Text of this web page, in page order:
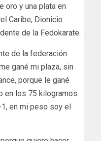
oro y una plata en
Caribe, Dionicio
de la Fedokarate.
de la federación
gané mi plaza, sin
porque le gané
en los 75 kilogramos.
en mi peso soy el